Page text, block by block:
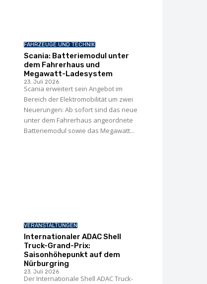
FAHRZEUGE UND TECHNIK
Scania: Batteriemodul unter
dem Fahrerhaus und
Megawatt-Ladesystem
23. Juli 2026
Scania erweitert sein Angebot im
Bereich der Elektromobilität um zwei
Neuerungen: Ab sofort sind das neue
unter dem Fahrerhaus angeordnete
Batteriemodul sowie das Megawatt...
VERANSTALTUNGEN
Internationaler ADAC Shell
Truck-Grand-Prix:
Saisonhöhepunkt auf dem
Nürburgring
23. Juli 2026
Der Internationale Shell ADAC Truck-